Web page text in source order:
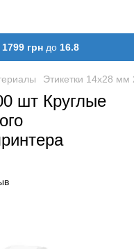
1799 грн до 16.8
Этикетки 14х28
шт Круглые